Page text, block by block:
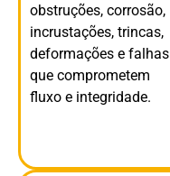
obstruções, corrosão,
incrustações, trincas,
deformações e falhas
que comprometem
fluxo e integridade.